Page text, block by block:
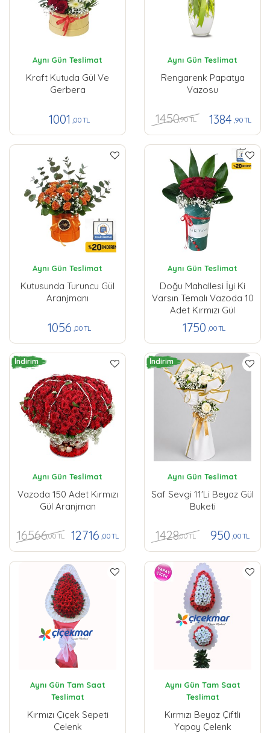
Aynı Gün Teslimat
Kraft Kutuda Gül Ve
Gerbera
1001 ,00 TL
Aynı Gün Teslimat
Rengarenk Papatya
Vazosu
1450,90 TL 1384 ,90 TL
Aynı Gün Teslimat
Kutusunda Turuncu Gül
Aranjmanı
1056 ,00 TL
Aynı Gün Teslimat
Doğu Mahallesi İyi Ki
Varsın Temalı Vazoda 10
Adet Kırmızı Gül
1750 ,00 TL
İndirim
Aynı Gün Teslimat
Vazoda 150 Adet Kırmızı
Gül Aranjman
16566,00 TL 12716 ,00 TL
İndirim
Aynı Gün Teslimat
Saf Sevgi 11'li Beyaz Gül
Buketi
1428,00 TL 950 ,00 TL
Aynı Gün Tam Saat
Teslimat
Kırmızı Çiçek Sepeti
Çelenk
Aynı Gün Tam Saat
Teslimat
Kırmızı Beyaz Çiftli
Yapay Çelenk